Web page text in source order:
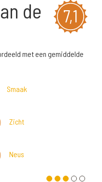
7,1
de
met een gemiddelde
Smaak
Zicht
Neus